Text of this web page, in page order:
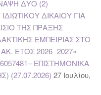
ΔΥΟ (2)
ΔΙΚΑΙΟΥ ΓΙΑ
ΤΗΣ ΠΡΑΞΗΣ
ΕΜΠΕΙΡΙΑΣ ΣΤΟ
ΕΤΟΣ 2026 -2027»
ΕΠΙΣΤΗΜΟΝΙΚΑ
(27.07.2026) 27 Ιουλίου,